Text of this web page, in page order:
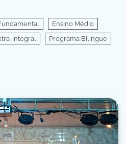
Ensino Médio
Integral Programa Bilíngue